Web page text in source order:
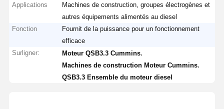
Applications
Machines de construction, groupes électrogènes et
autres équipements alimentés au diesel
Fonction
Fournit de la puissance pour un fonctionnement
efficace
Surligner:
Moteur QSB3.3 Cummins
Machines de construction Moteur Cummins
QSB3.3 Ensemble du moteur diesel